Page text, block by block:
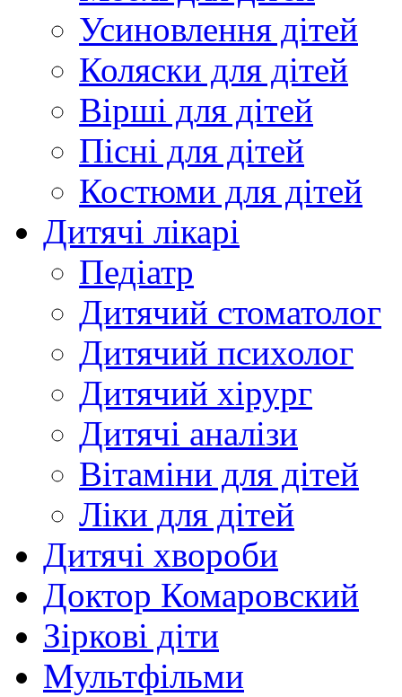
Усиновлення дітей
Коляски для дітей
Вірші для дітей
Пісні для дітей
Костюми для дітей
Дитячі лікарі
Педіатр
Дитячий стоматолог
Дитячий психолог
Дитячий хірург
Дитячі аналізи
Вітаміни для дітей
Ліки для дітей
Дитячі хвороби
Доктор Комаровский
Зіркові діти
Мультфільми